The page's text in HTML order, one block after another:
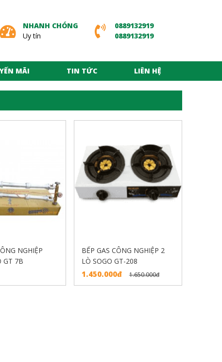
NHANH CHÓNG
Uy tín
0889132919
0889132919
MÃI TIN TỨC LIÊN HỆ
NGHIỆP
GT 7B
BẾP GAS CÔNG NGHIỆP 2
LÒ SOGO GT-208
1.450.000đ 1.650.000đ